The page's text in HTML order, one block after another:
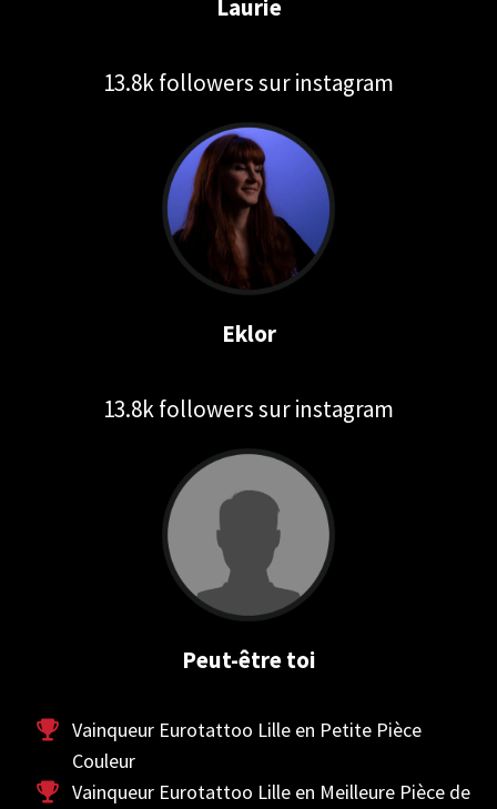
Laurie
13.8k followers sur instagram
Eklor
13.8k followers sur instagram
Peut-être toi
Vainqueur Eurotattoo Lille en Petite Pièce
Couleur
Vainqueur Eurotattoo Lille en Meilleure Pièce de